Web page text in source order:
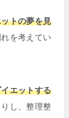
トの夢を見
を考えてい
エットする
し、整理整